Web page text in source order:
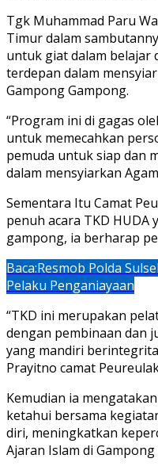
Tgk Muhammad Paru
Timur dalam
untuk giat dalam belajar
terdepan dalam
Gampong Gampong.
“Program ini di gagas
untuk memecahkan
pemuda untuk siap dan
dalam mensyiarkan
Sementara Itu Camat
penuh acara TKD HUDA
gampong, ia berharap
Baca:Resmob Polda
Pelaku Penganiayaan
“TKD ini merupakan
dengan pembinaan dan
yang mandiri
Prayitno camat
Kemudian ia
ketahui bersama
diri, meningkatkan
Ajaran Islam di Gampong